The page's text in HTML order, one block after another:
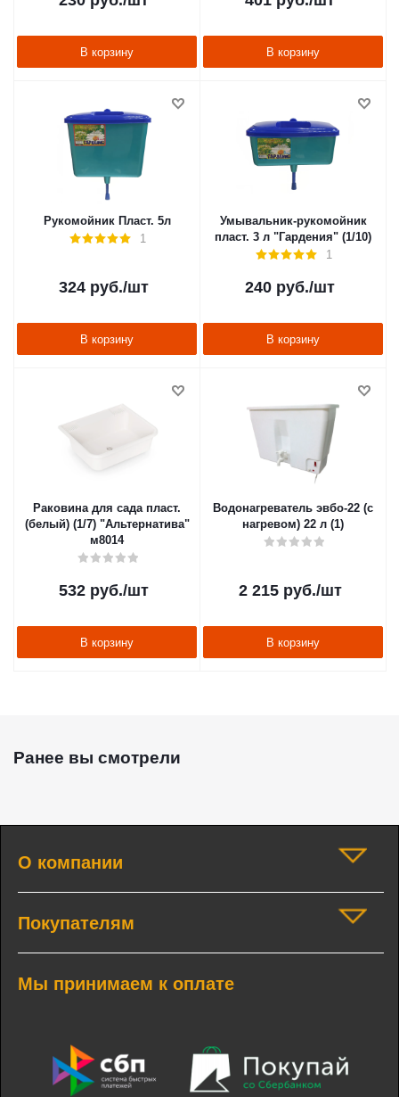
В корзину В корзину
Рукомойник Пласт. 5л
1
324 руб./шт
В корзину
Умывальник-рукомойник
пласт. 3 л "Гардения" (1/10)
1
240 руб./шт
В корзину
Раковина для сада пласт.
(белый) (1/7) "Альтернатива"
м8014
532 руб./шт
В корзину
Водонагреватель эвбо-22 (с
нагревом) 22 л (1)
2 215руб./шт
В корзину
Ранее вы смотрели
О компании
Покупателям
Мы принимаем к оплате